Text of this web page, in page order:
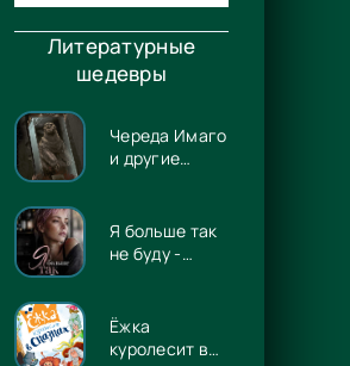
Литературные
шедевры
Череда Имаго
и другие
Я больше так
не буду -
Потапова
Ёжка
куролесит в